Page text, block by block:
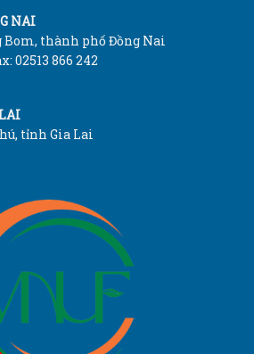
NAI
Bom, thành phố Đồng Nai
02513 866 242
tỉnh Gia Lai